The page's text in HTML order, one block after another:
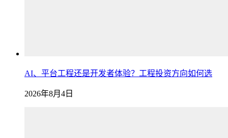
AI、平台工程还是开发者体验？工程投资方向如何选
2026年8月4日